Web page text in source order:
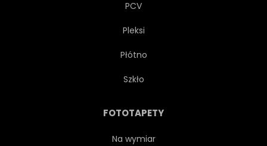
PCV
Pleksi
Płótno
Szkło
FOTOTAPETY
Na wymiar